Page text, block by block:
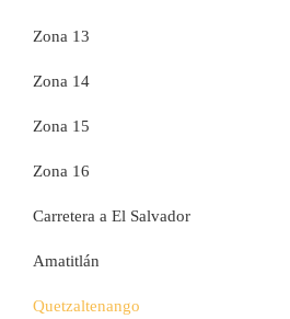
Zona 13
Zona 14
Zona 15
Zona 16
Carretera a El Salvador
Amatitlán
Quetzaltenango